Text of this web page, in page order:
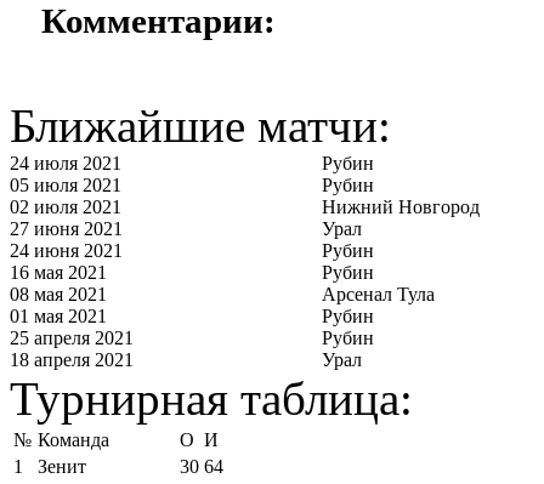
Комментарии:
Ближайшие матчи:
24 июля 2021
Рубин
05 июля 2021
Рубин
02 июля 2021
Нижний Новгород
27 июня 2021
Урал
24 июня 2021
Рубин
16 мая 2021
Рубин
08 мая 2021
Арсенал Тула
01 мая 2021
Рубин
25 апреля 2021
Рубин
18 апреля 2021
Урал
Турнирная таблица:
№ Команда О И
1
Зенит 30 64